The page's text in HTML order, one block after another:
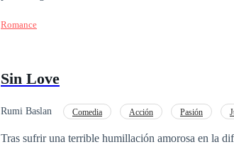
day, she watched an interview with a local
Romance
Sin Love
Rumi Baslan Comedia Acción Pasión
Tras sufrir una terrible humillación amorosa en la